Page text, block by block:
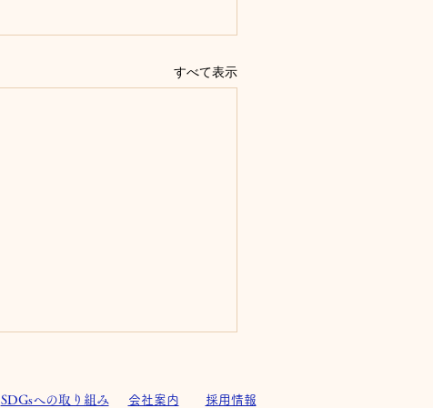
すべて表示
SDGsへの取り組み 会社案内 採用情報